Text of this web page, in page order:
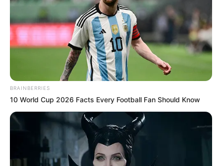
BRAINBERRIES
10 World Cup 2026 Facts Every Football Fan Should Know